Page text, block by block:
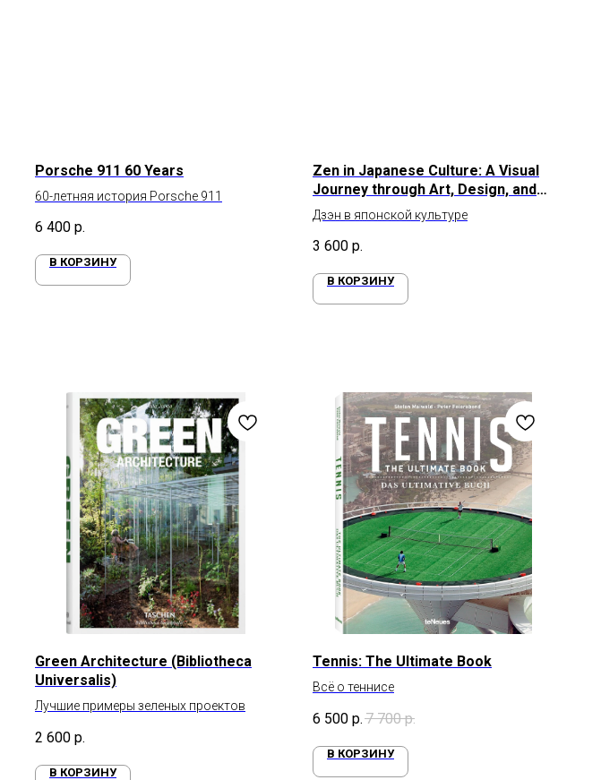
Porsche 911 60 Years
60-летняя история Porsche 911
6 400 р.
В КОРЗИНУ
Zen in Japanese Culture: A Visual
Journey through Art, Design, and
Life
Дзэн в японской культуре
3 600 р.
В КОРЗИНУ
Green Architecture (Bibliotheca
Universalis)
Лучшие примеры зеленых проектов
2 600 р.
В КОРЗИНУ
Tennis: The Ultimate Book
Всё о теннисе
6 500 р. 7 700 р.
В КОРЗИНУ